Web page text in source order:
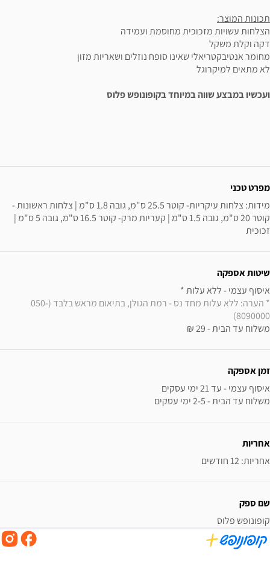
תכונות המוצר:
הצלחות עשויות מזכוכית מחוסמת ועמידה
דקה וקלת משקל
מחומר אנטיבקטריאלי שאינו סופח נוזלים ושאריות מזון
לא מתאים למיקרוגל
ועכשיו במבצע שווה במיוחד בקופונופש פלוס
מפרט טכני
זכוכית
שיטות אספקה
איסוף עצמי - ללא עלות *
* הערה: ללא עלות מחד נס - רמת הגולן, בתיאום מראש בלבד (050-
8090000)
משלוח עד הבית - 29 ₪
זמן אספקה
משלוח עד הבית - 2-5 ימי עסקים
אחריות
אחריות: 12 חודשים
שם ספק
קופונופש פלוס